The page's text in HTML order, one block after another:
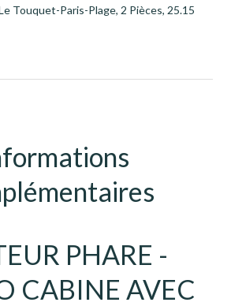
Touquet-Paris-Plage, 2 Pièces, 25.15
PHARE -
CABINE AVEC